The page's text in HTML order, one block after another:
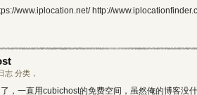
www.iplocation.net/ http://
志 分类，
，一直用cubichost的免费空间，虽然俺的博客没